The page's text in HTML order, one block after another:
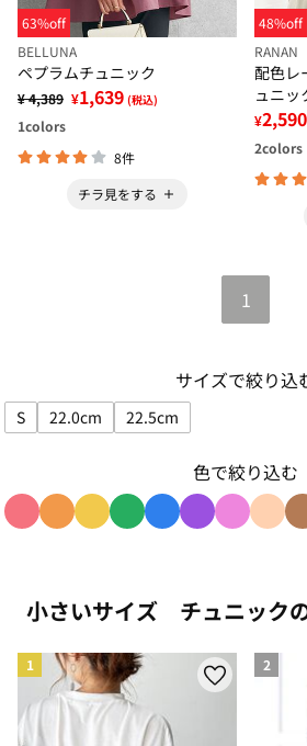
63%off
BELLUNA
ペプラムチュニック
¥ 4,389 ¥1,639 (税込)
1colors
8件
チラ見をする
48%off
RANAN
配色レ
ュニッ
¥2,590
2colors
1
サイズで絞り込
S
サイズで絞り込み: S
22.0cm
サイズで絞り込み: 22.0cm
22.5cm
サイズで絞り込み:
色で絞り込む
小さいサイズ チュニック
1 2